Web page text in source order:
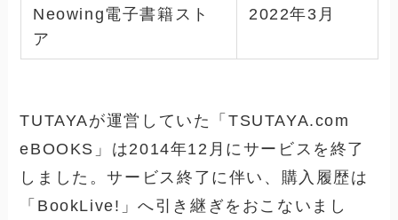
Neowing電子書籍スト
ア
2022年3月
TUTAYAが運営していた「TSUTAYA.com
eBOOKS」は2014年12月にサービスを終了
しました。サービス終了に伴い、購入履歴は
「BookLive!」へ引き継ぎをおこないまし